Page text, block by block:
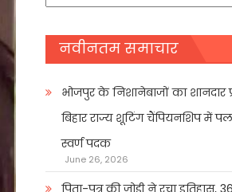
नवीनतम समाचार
भोजपुर के निशानेबाजों का शानदार
बिहार राज्य शूटिंग चैंपियनशिप में
स्वर्ण पदक
June 26, 2026